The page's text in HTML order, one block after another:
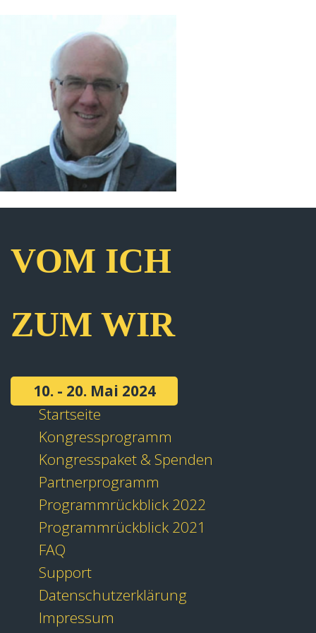
VOM ICH
ZUM WIR
10. - 20. Mai 2024
Startseite
Kongressprogramm
Kongresspaket & Spenden
Partnerprogramm
Programmrückblick 2022
Programmrückblick 2021
FAQ
Support
Datenschutzerklärung
Impressum